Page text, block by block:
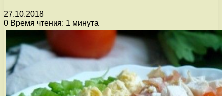
27.10.2018
0 Время чтения: 1 минута